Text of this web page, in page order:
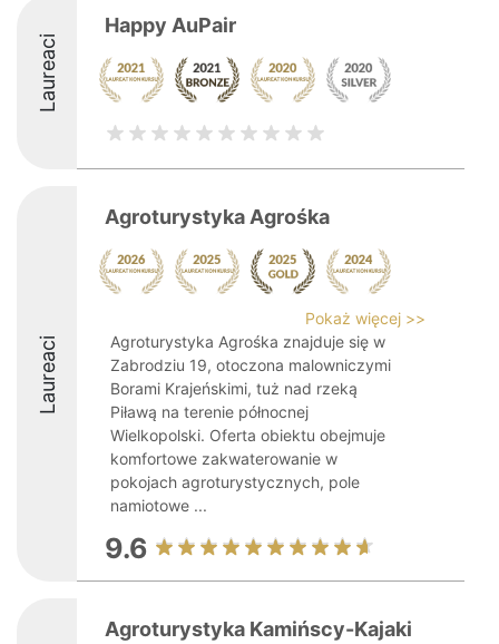
Laureaci
Happy AuPair
Laureaci
Agroturystyka Agrośka
Pokaż więcej >>
Agroturystyka Agrośka znajduje się w
Zabrodziu 19, otoczona malowniczymi
Borami Krajeńskimi, tuż nad rzeką
Piławą na terenie północnej
Wielkopolski. Oferta obiektu obejmuje
komfortowe zakwaterowanie w
pokojach agroturystycznych, pole
namiotowe ...
9.6
Agroturystyka Kamińscy-Kajaki